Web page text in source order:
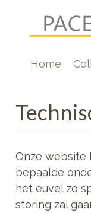
Home
Onze website
bepaalde
het euvel zo
storing zal